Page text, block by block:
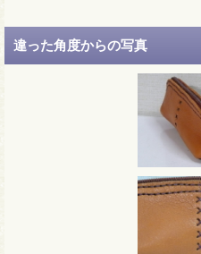
違った角度からの写真